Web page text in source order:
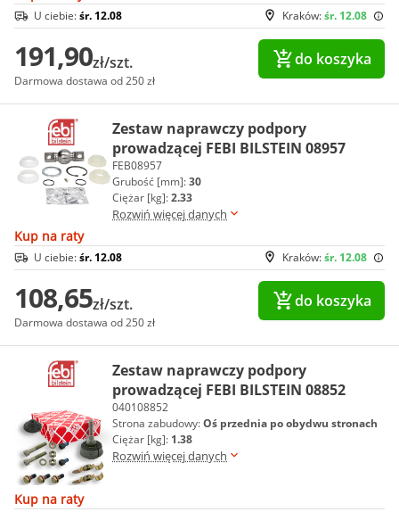
Kraków:śr. 12.08
U ciebie:śr. 12.08
191,90zł/szt.
Darmowa dostawa od 250 zł
do koszyka
Zestaw naprawczy podpory
prowadzącej FEBI BILSTEIN 08957
FEB08957
Grubość [mm]:30
Ciężar [kg]:2.33
Rozwiń więcej danych
Kup na raty
Kraków:śr. 12.08
U ciebie:śr. 12.08
108,65zł/szt.
Darmowa dostawa od 250 zł
do koszyka
Zestaw naprawczy podpory
prowadzącej FEBI BILSTEIN 08852
040108852
Strona zabudowy:Oś przednia po obydwu stronach
Ciężar [kg]: 1.38
Rozwiń więcej danych
Kup na raty